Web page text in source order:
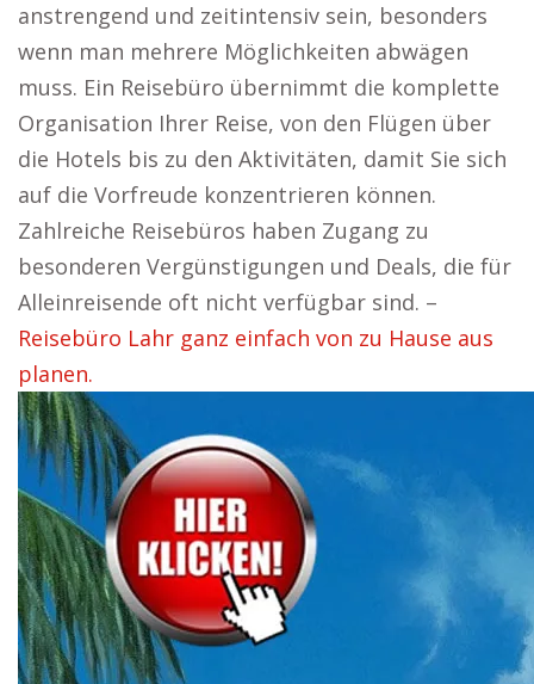
anstrengend und zeitintensiv sein, besonders
wenn man mehrere Möglichkeiten abwägen
muss. Ein Reisebüro übernimmt die komplette
Organisation Ihrer Reise, von den Flügen über
die Hotels bis zu den Aktivitäten, damit Sie sich
auf die Vorfreude konzentrieren können.
Zahlreiche Reisebüros haben Zugang zu
besonderen Vergünstigungen und Deals, die für
Alleinreisende oft nicht verfügbar sind. –
Reisebüro Lahr ganz einfach von zu Hause aus
planen.